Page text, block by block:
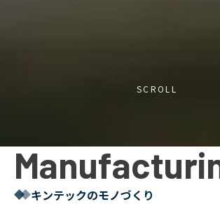
SCROLL
キンテックのモノづくり